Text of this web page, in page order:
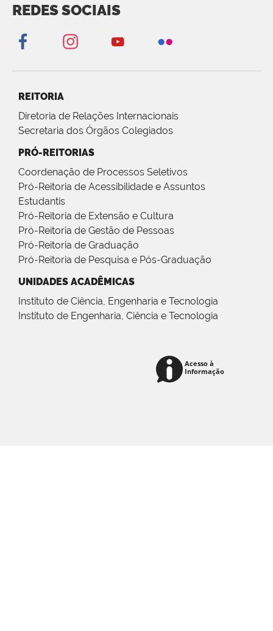
REDES SOCIAIS
REITORIA
Diretoria de Relações Internacionais
Secretaria dos Órgãos Colegiados
PRÓ-REITORIAS
Coordenação de Processos Seletivos
Pró-Reitoria de Acessibilidade e Assuntos
Estudantis
Pró-Reitoria de Extensão e Cultura
Pró-Reitoria de Gestão de Pessoas
Pró-Reitoria de Graduação
Pró-Reitoria de Pesquisa e Pós-Graduação
UNIDADES ACADÊMICAS
Instituto de Ciência, Engenharia e Tecnologia
Instituto de Engenharia, Ciência e Tecnologia